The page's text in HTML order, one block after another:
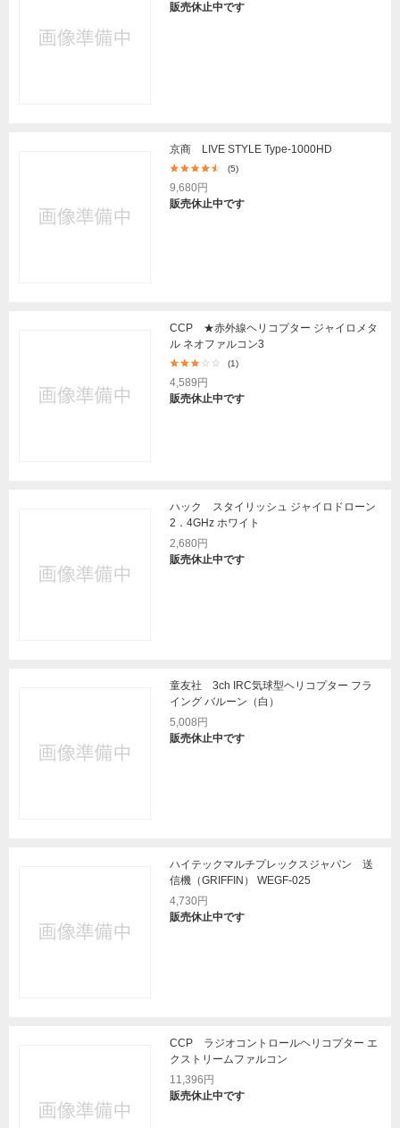
販売休止中です
京商 LIVE STYLE Type-1000HD
(5)
9,680円
販売休止中です
CCP ★赤外線ヘリコプター ジャイロメタ
ル ネオファルコン3
(1)
4,589円
販売休止中です
ハック スタイリッシュ ジャイロドローン
2．4GHz ホワイト
2,680円
販売休止中です
童友社 3ch IRC気球型ヘリコプター フラ
イング バルーン（白）
5,008円
販売休止中です
ハイテックマルチプレックスジャパン 送
信機（GRIFFIN） WEGF-025
4,730円
販売休止中です
CCP ラジオコントロールヘリコプター エ
クストリームファルコン
11,396円
販売休止中です